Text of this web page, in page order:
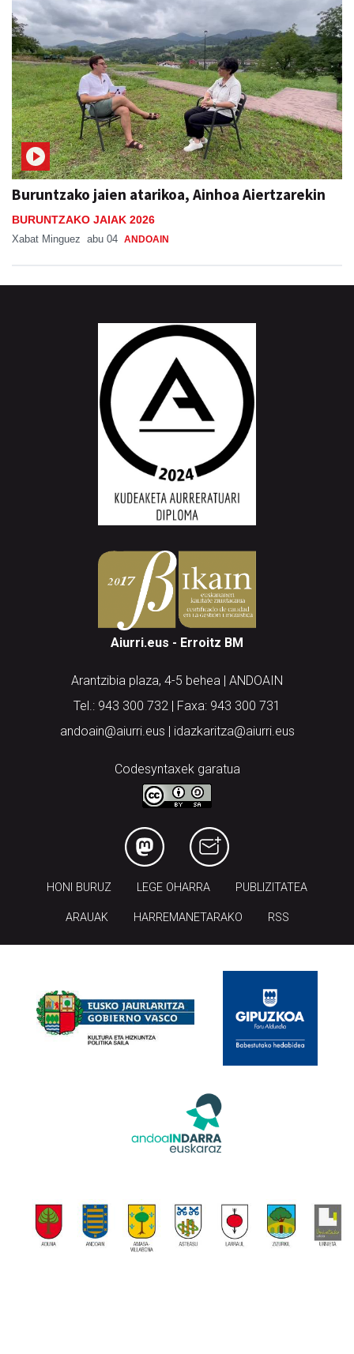
Buruntzako jaien atarikoa, Ainhoa Aiertzarekin
BURUNTZAKO JAIAK 2026
Xabat Minguez abu 04 ANDOAIN
Aiurri.eus - Erroitz BM
Arantzibia plaza, 4-5 behea | ANDOAIN
Tel.: 943 300 732 | Faxa: 943 300 731
andoain@aiurri.eus | idazkaritza@aiurri.eus
Codesyntaxek garatua
HONI BURUZ LEGE OHARRA PUBLIZITATEA
ARAUAK HARREMANETARAKO RSS